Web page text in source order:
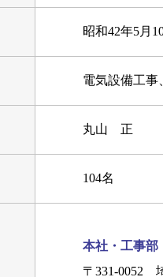
昭和42年5月
電気設備工
丸山 正
104名
本社・工事部
〒331-0052